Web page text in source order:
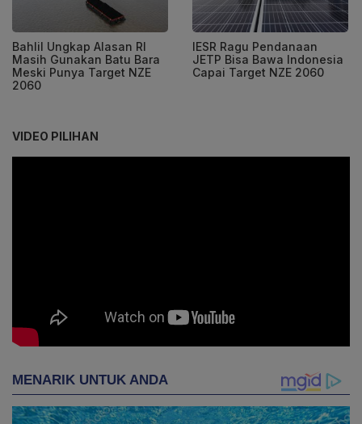
Bahlil Ungkap Alasan RI
Masih Gunakan Batu Bara
Meski Punya Target NZE
2060
IESR Ragu Pendanaan
JETP Bisa Bawa Indonesia
Capai Target NZE 2060
VIDEO PILIHAN